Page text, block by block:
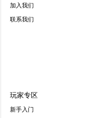
加入我们
联系我们
玩家专区
新手入门